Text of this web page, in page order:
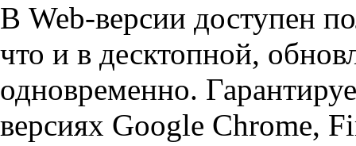
В Web-версии доступен
что и в десктопной,
одновременно.
версиях Google Chrome,